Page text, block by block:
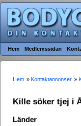
Hem Medlemssidan
Hem » Kontaktannonser »
Kille söker tjej i
Länder